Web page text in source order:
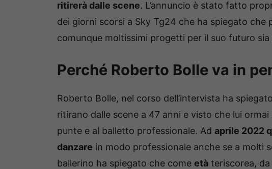
ritirerà dalle scene. L’annuncio è stato fatto
dei giorni scorsi a Sky Tg24 che ha spiegato che
comunque moltissimi progetti per il suo futuro
Perché Roberto Bolle va in
Roberto Bolle, nel corso dell’intervista ha
ritirano dalle scene a 47 anni e visto che lui
punte e al balletto professionale. Ad aprile 2022
danzare in modo professionale anche se a molti
ballerino ha spiegato che come età teriscorea,